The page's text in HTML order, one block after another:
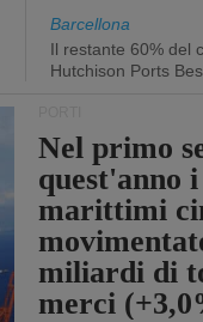
Barcellona
Il restante 60% del
Hutchison Ports
Nel primo
quest'anno
marittimi
miliardi di
merci